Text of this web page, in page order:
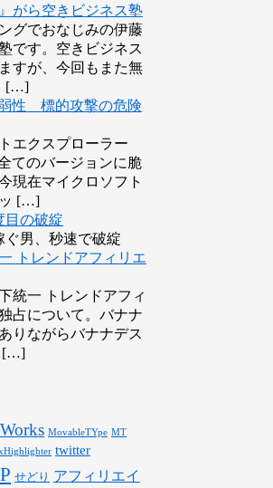
がら空きビジネス塾
グでおなじみの伊藤
です。空きビジネス
すが、今回もまた無
[…]
性 標的攻撃の危険
エクスプローラー
てのバージョンに脆
現在マイクロソフト
ッ […]
の破綻
ぐ男、秒速で破綻
トレンドアフィリエ
統一 トレンドアフィ
占について。バナナ
りながらバナナデス
[…]
MovableTYpe MT
twitter
せどり アフィリエイ